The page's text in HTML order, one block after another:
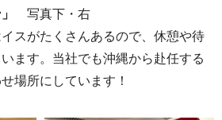
写真下・右
スがたくさんあるので、休憩や待
ます。当社でも沖縄から赴任する
場所にしています！